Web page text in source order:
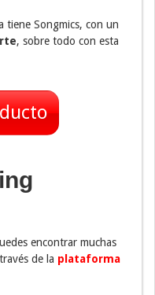
tiene Songmics, con un
, sobre todo con esta
encontrar muchas
de la plataforma